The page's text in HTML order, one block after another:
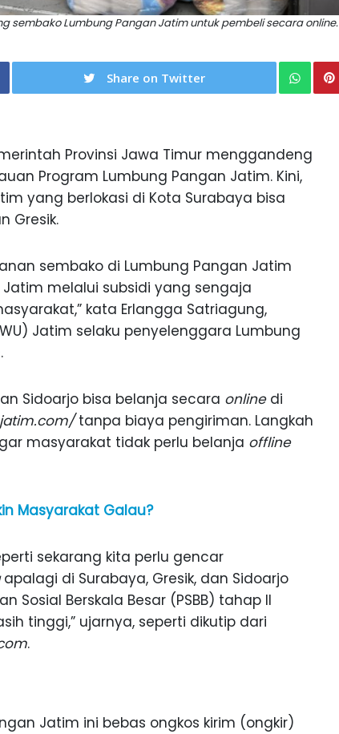
sembako Lumbung Pangan Jatim untuk pembeli secara online.
Share on Twitter
Provinsi Jawa Timur menggandeng
Program Lumbung Pangan Jatim. Kini,
yang berlokasi di Kota Surabaya bisa
Gresik.
sembako di Lumbung Pangan Jatim
melalui subsidi yang sengaja
kata Erlangga Satriagung,
Jatim selaku penyelenggara Lumbung
Sidoarjo bisa belanja secara onlinedi
tanpa biaya pengiriman. Langkah
masyarakat tidak perlu belanja offline
Masyarakat Galau?
sekarang kita perlu gencar
apalagi di Surabaya, Gresik, dan Sidoarjo
Sosial Berskala Besar (PSBB) tahap II
tinggi,” ujarnya, seperti dikutip dari
.
Jatim ini bebas ongkos kirim (ongkir)